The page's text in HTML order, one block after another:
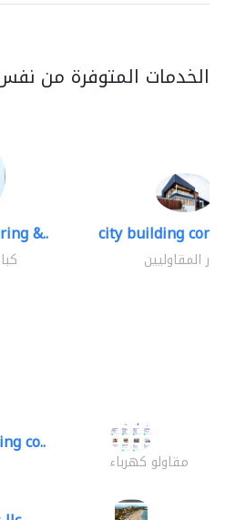
الخدمات المتوفرة من
&.. city building
كبار المقاوليين
co..
مقاولو كهرباء